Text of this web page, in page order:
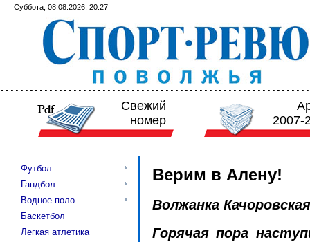
Суббота, 08.08.2026, 20:27
Свежий
номер
2007-
Футбол
Гандбол
Водное поло
Баскетбол
Легкая атлетика
Верим в Алену!
Волжанка
Горячая пора